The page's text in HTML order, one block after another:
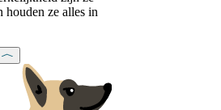
houden ze alles in